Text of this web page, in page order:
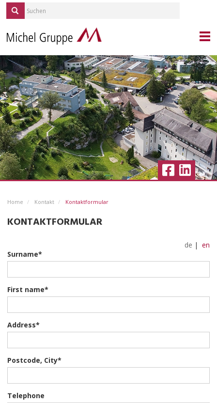
KONTAKT
PORTRAIT
MICHEL SERVICES
REPORTAGEN
QUELLE/ALP
KARRIERE
IMMOBILIEN
BLICKPUNKT GESUNDHEIT
OFFENE STELLEN
Home Kontakt Kontaktformular
KONTAKTFORMULAR
de | en
Surname*
First name*
Address*
Postcode, City*
Telephone